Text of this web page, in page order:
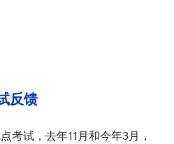
反馈
考试，去年11月和今年3月，